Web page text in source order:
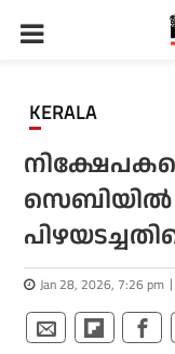
KERALA
സെബിയില്‍
Jan 28, 2026, 7:26 pm